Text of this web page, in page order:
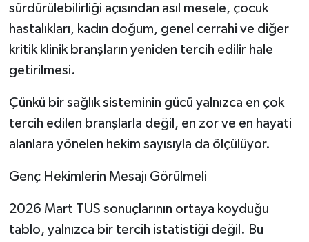
sürdürülebilirliği açısından asıl mesele, çocuk
hastalıkları, kadın doğum, genel cerrahi ve diğer
kritik klinik branşların yeniden tercih edilir hale
getirilmesi.
Çünkü bir sağlık sisteminin gücü yalnızca en çok
tercih edilen branşlarla değil, en zor ve en hayati
alanlara yönelen hekim sayısıyla da ölçülüyor.
Genç Hekimlerin Mesajı Görülmeli
2026 Mart TUS sonuçlarının ortaya koyduğu
tablo, yalnızca bir tercih istatistiği değil. Bu